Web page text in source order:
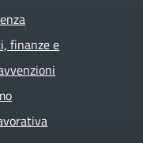
finanze e